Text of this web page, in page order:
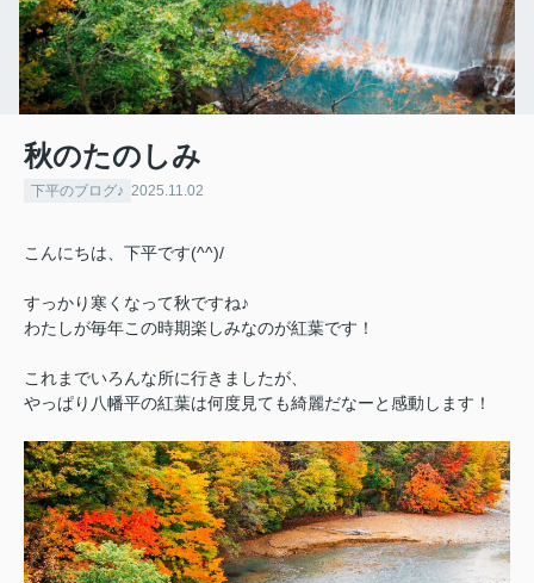
秋のたのしみ
下平のブログ♪ 2025.11.02
こんにちは、下平です(^^)/
すっかり寒くなって秋ですね♪
わたしが毎年この時期楽しみなのが紅葉です！
これまでいろんな所に行きましたが、
やっぱり八幡平の紅葉は何度見ても綺麗だなーと感動します！